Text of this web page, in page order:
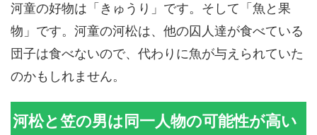
河童の好物は「きゅうり」です。そして「魚と果
物」です。河童の河松は、他の囚人達が食べている
団子は食べないので、代わりに魚が与えられていた
のかもしれません。
河松と笠の男は同一人物の可能性が高い